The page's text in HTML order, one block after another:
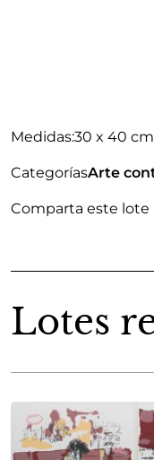
Medidas:30 x 40 cm
CategoríasArte
Comparta este lote
Lotes